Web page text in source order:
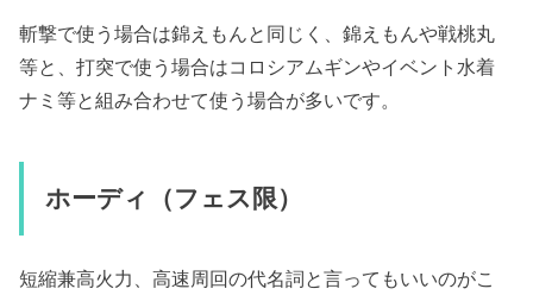
斬撃で使う場合は錦えもんと同じく、錦えもんや戦桃丸
等と、打突で使う場合はコロシアムギンやイベント水着
ナミ等と組み合わせて使う場合が多いです。
ホーディ（フェス限）
短縮兼高火力、高速周回の代名詞と言ってもいいのがこ